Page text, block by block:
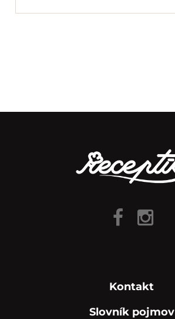
Kontakt
Slovník pojmov